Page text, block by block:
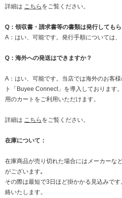
詳細は こちら をご覧ください。
Q：領収書・請求書等の書類は発行しても
A：はい、可能です。発行手順については、
Q：海外への発送はできますか？
A：はい、可能です。当店では海外のお客
ト「Buyee Connect」を導入しております
用のカートをご利用いただけます。
詳細は こちら をご覧ください。
在庫について：
在庫商品が売り切れた場合にはメーカーな
がございます｡
その際は最短で3日ほど掛かかる見込みで
絡いたします。